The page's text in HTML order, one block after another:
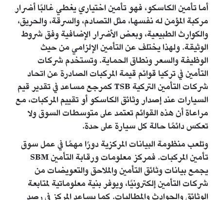
أما تأمين الكاسكو، فهو تأمين اختياري يغطي غالبًا أضرار
مركبة المؤمن له نفسها، مثل التصادم، والسرقة، والحريق،
والكوارث الطبيعية، وبعض الأضرار الإضافية وفق شروط
الوثيقة. ولهذا يختلف عن التأمين الإلزامي من حيث
الوظيفة والسعر ونطاق الحماية. وتستخدم شركات
التأمين في تركيا قوائم قيمة المركبات الصادرة عن اتحاد
شركات التأمين التركية TSB كمرجع مساعد في تقدير قيم
السيارات عند إصدار وثائق الكاسكو أو تقييم المركبات، مع
مراعاة أن هذه القوائم تعتمد على متوسطات السوق ولا
تعكس دائمًا حالة كل سيارة على حدة.
وتلعب منظومة البيانات المركزية دورًا مهمًا في عمل سوق
تأمين المركبات. فمركز معلومات ورقابة التأمين SBM
يجمع بيانات وثائق التأمين والملاحق والتعويضات من
شركات التأمين إلكترونيًا، ويوفر بنية معلوماتية لمتابعة